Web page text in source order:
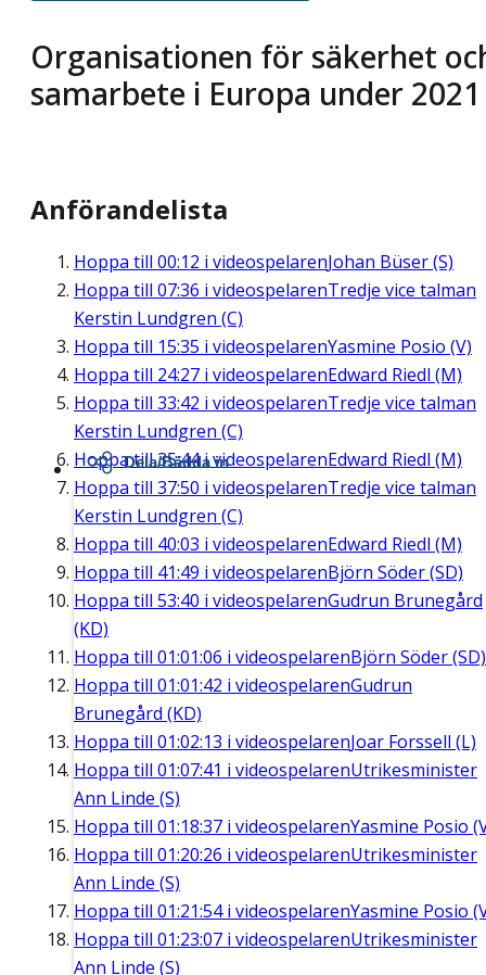
Organisationen för säkerhet
samarbete i Europa under 2021
Anförandelista
Hoppa till 00:12 i videospelarenJohan Büser (S)
Hoppa till 07:36 i videospelarenTredje vice talman
Kerstin Lundgren (C)
Hoppa till 15:35 i videospelarenYasmine Posio (V)
Hoppa till 24:27 i videospelarenEdward Riedl (M)
Hoppa till 33:42 i videospelarenTredje vice talman
Kerstin Lundgren (C)
Hoppa till35:44i videospelarenEdward Riedl (M)
Hoppa till 37:50 i videospelarenTredje vice talman
Kerstin Lundgren (C)
Hoppa till 40:03 i videospelarenEdward Riedl (M)
Hoppa till 41:49 i videospelarenBjörn Söder (SD)
Hoppa till 53:40 i videospelarenGudrun Brunegård
(KD)
Hoppa till 01:01:06 i videospelarenBjörn Söder (SD)
Hoppa till 01:01:42 i videospelarenGudrun
Brunegård (KD)
Hoppa till 01:02:13 i videospelarenJoar Forssell (L)
Hoppa till 01:07:41 i videospelarenUtrikesminister
Ann Linde (S)
Hoppa till 01:18:37 i videospelarenYasmine Posio
Hoppa till 01:20:26 i videospelarenUtrikesminister
Ann Linde (S)
Hoppa till 01:21:54i videospelarenYasmine Posio
Hoppa till 01:23:07 i videospelarenUtrikesminister
Ann Linde (S)
Dela/Bädda in